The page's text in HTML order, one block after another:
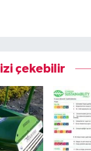
çekebilir